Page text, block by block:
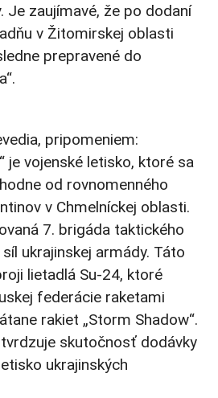
Je zaujímavé, že po dodaní
v Žitomirskej oblasti
prepravené do
pripomeniem:
je vojenské letisko, ktoré sa
od rovnomenného
v Chmelníckej oblasti.
7. brigáda taktického
ukrajinskej armády. Táto
lietadlá Su-24, ktoré
federácie raketami
rakiet „Storm Shadow“.
skutočnosť dodávky
ukrajinských